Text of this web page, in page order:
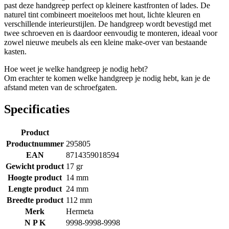
past deze handgreep perfect op kleinere kastfronten of lades. De
naturel tint combineert moeiteloos met hout, lichte kleuren en
verschillende interieurstijlen. De handgreep wordt bevestigd met
twee schroeven en is daardoor eenvoudig te monteren, ideaal voor
zowel nieuwe meubels als een kleine make-over van bestaande
kasten.
Hoe weet je welke handgreep je nodig hebt?
Om erachter te komen welke handgreep je nodig hebt, kan je de
afstand meten van de schroefgaten.
Specificaties
Product
Productnummer 295805
EAN
8714359018594
Gewicht product 17 gr
Hoogte product 14 mm
Lengte product 24 mm
Breedte product 112 mm
Merk
Hermeta
N P K
9998-9998-9998